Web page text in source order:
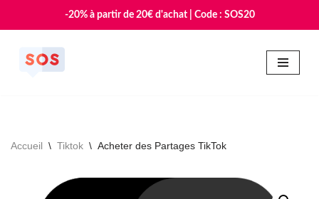
-20% à partir de 20€ d'achat | Code : SOS20
Aller
Accueil \ Tiktok \ Acheter des Partages TikTok